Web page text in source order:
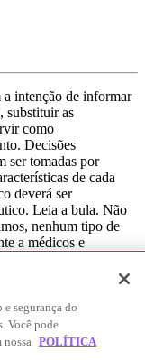
a intenção de informar
substituir as
como
Decisões
ser tomadas por
de cada
deverá ser
Leia a bula. Não
nenhum tipo de
a médicos e
marketplace, ou seja,
os preços de
auxílio para que sua
da compra
e segurança do
Você pode
nossa POLÍTICA